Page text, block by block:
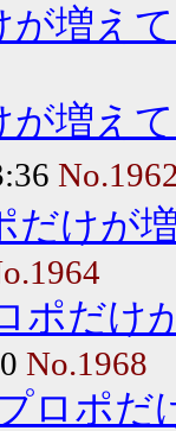
が増え
が増え
だけが
ポだけ
No.1968
ロポ